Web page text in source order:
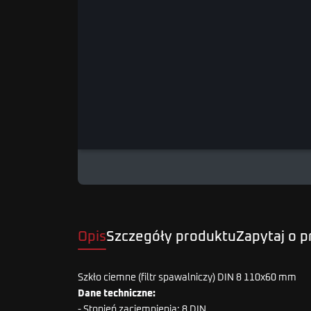
OpisSzczegóły produktuZapytaj o
Szkło ciemne (filtr spawalniczy) DIN 8 110x60 mm
Dane techniczne: